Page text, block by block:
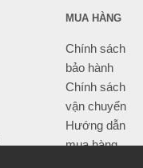
MUA HÀNG
Chính sách
bảo hành
Chính sách
vận chuyển
Hướng dẫn
mua hàng